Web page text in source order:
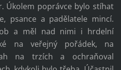
Úkolem poprávce bylo stíhat
psance a padělatele mincí.
a měl nad nimi i hrdelní
na veřejný pořádek, na
na trzích a ochraňoval